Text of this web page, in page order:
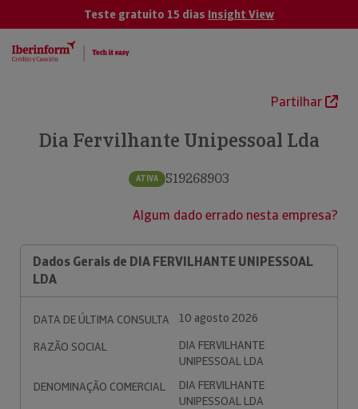
Teste gratuito 15 dias Insight View
Partilhar
Dia Fervilhante Unipessoal Lda
ATIVA 519268903
Algum dado errado nesta empresa?
Dados Gerais de DIA FERVILHANTE UNIPESSOAL
LDA
DATA DE ÚLTIMA CONSULTA
10 agosto 2026
RAZÃO SOCIAL
DIA FERVILHANTE
UNIPESSOAL LDA
DENOMINAÇÃO COMERCIAL
DIA FERVILHANTE
UNIPESSOAL LDA